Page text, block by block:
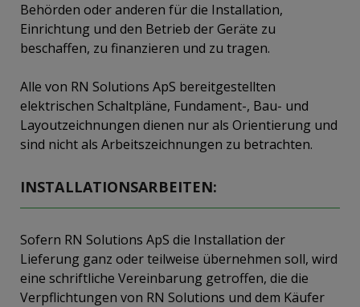
Behörden oder anderen für die Installation,
Einrichtung und den Betrieb der Geräte zu
beschaffen, zu finanzieren und zu tragen.
Alle von RN Solutions ApS bereitgestellten
elektrischen Schaltpläne, Fundament-, Bau- und
Layoutzeichnungen dienen nur als Orientierung und
sind nicht als Arbeitszeichnungen zu betrachten.
INSTALLATIONSARBEITEN:
Sofern RN Solutions ApS die Installation der
Lieferung ganz oder teilweise übernehmen soll, wird
eine schriftliche Vereinbarung getroffen, die die
Verpflichtungen von RN Solutions und dem Käufer